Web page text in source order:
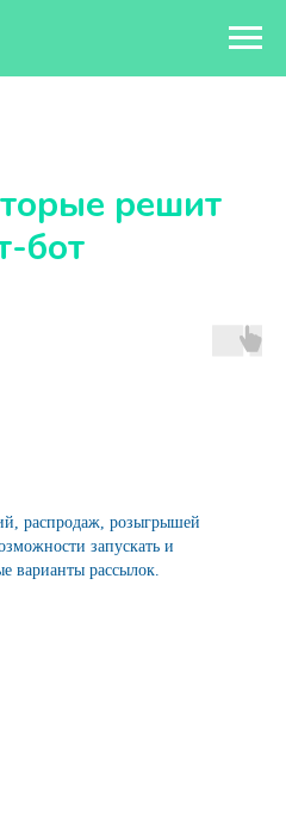
решит
бот
распродаж, розыгрышей
запускать и
варианты рассылок.